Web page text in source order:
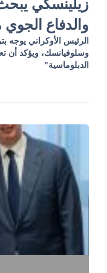
والدفاع الجوي
الرئيس الأوكراني يوجه
وسلوفيانسك، ويؤكد أن
الدبلوماسية"